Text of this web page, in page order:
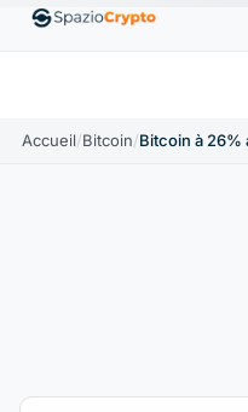
EthereumETH1 880,58 $US
Accueil/Bitcoin/